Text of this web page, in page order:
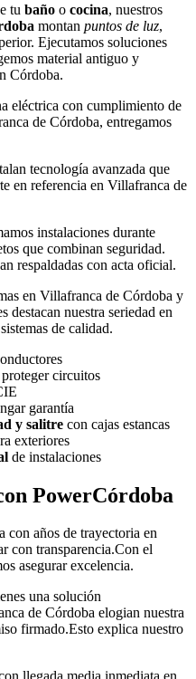
tu baño o cocina, nuestros
montan puntos de luz,
Ejecutamos soluciones
material antiguo y
Córdoba.
eléctrica con cumplimiento de
de Córdoba, entregamos
tecnología avanzada que
en referencia en Villafranca de
instalaciones durante
que combinan seguridad.
respaldadas con acta oficial.
en Villafranca de Córdoba y
destacan nuestra seriedad en
de calidad.
circuitos
garantía
y salitre con cajas estancas
exteriores
de instalaciones
PowerCórdoba
con años de trayectoria en
con transparencia.Con el
asegurar excelencia.
una solución
de Córdoba elogian nuestra
firmado.Esto explica nuestro